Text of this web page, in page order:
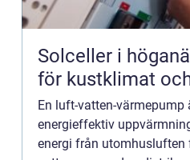
Solceller i höganäs smart
för kustklimat
En luft-vatten-värmepump
energieffektiv
energi från utomhusluften